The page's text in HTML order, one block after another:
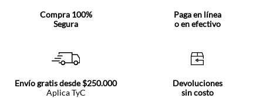
Compra 100%
Segura
Paga en línea
o en efectivo
Envío gratis desde $250.000
Aplica TyC
Devoluciones
sin costo